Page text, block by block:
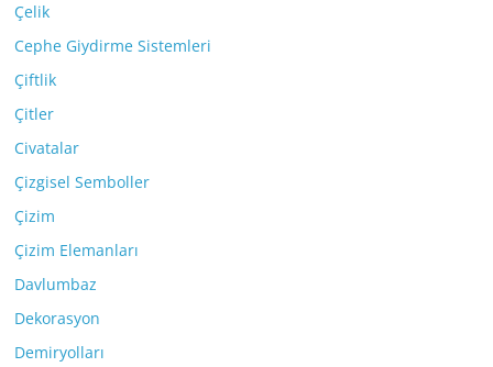
Çelik
Cephe Giydirme Sistemleri
Çiftlik
Çitler
Civatalar
Çizgisel Semboller
Çizim
Çizim Elemanları
Davlumbaz
Dekorasyon
Demiryolları